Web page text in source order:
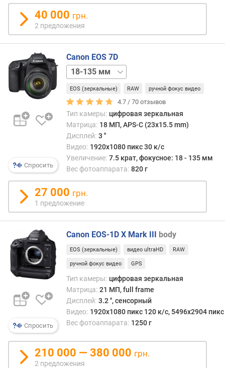
(
м
м
о
п
т
ч
е
е
у
в
е
л
и
е
н
и
е
м
и
.
с
40 000 грн.
2 предложения
Спросить
Canon EOS 7D
15-
85
мм18-
55
ммbody
EOS (зеркальные) RAW ручной фокус видео
4.7 /70 отзывов
Тип камеры: цифровая зеркальная
Матрица: 18 МП, APS-C (23x15.5 mm)
Дисплей: 3 ''
Видео: 1920x1080 пикс 30 к/с
Увеличение: 7.5 крат, фокусное: 18 - 135 мм
Вес фотоаппарата: 820 г
27 000 грн.
1 предложение
Спросить
Canon EOS-1D X Mark III body
EOS (зеркальные) видео ultraHD RAW
ручной фокус видео GPS
Тип камеры: цифровая зеркальная
Матрица: 21 МП, full frame
Дисплей: 3.2 '', сенсорный
Видео: 1920x1080 пикс 120 к/с, 5496x2904
Вес фотоаппарата: 1250 г
210 000 — 380 000 грн.
2 предложения